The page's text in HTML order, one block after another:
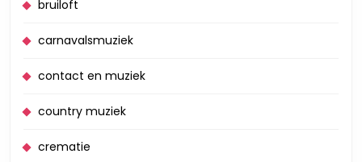
bruiloft
carnavalsmuziek
contact en muziek
country muziek
crematie